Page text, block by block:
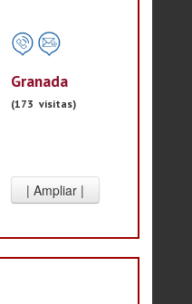
Granada
(173 visitas)